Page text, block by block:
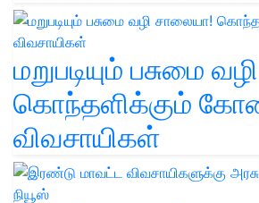
மறுபடியும் பசுமை
கொந்தளிக்கும்
விவசாயிகள்